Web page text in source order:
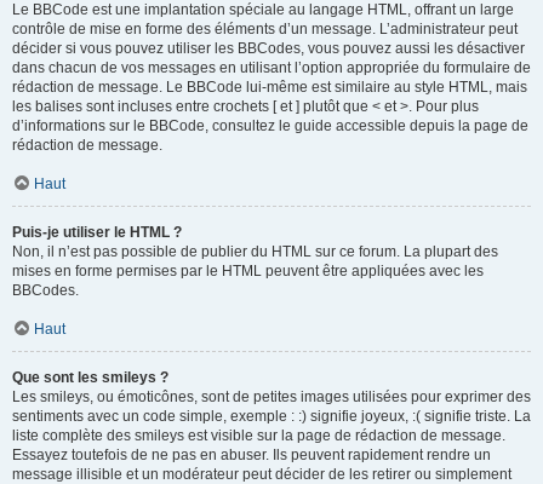
Le BBCode est une implantation spéciale au langage HTML, offrant un large
contrôle de mise en forme des éléments d’un message. L’administrateur peut
décider si vous pouvez utiliser les BBCodes, vous pouvez aussi les désactiver
dans chacun de vos messages en utilisant l’option appropriée du formulaire de
rédaction de message. Le BBCode lui-même est similaire au style HTML, mais
les balises sont incluses entre crochets [ et ] plutôt que < et >. Pour plus
d’informations sur le BBCode, consultez le guide accessible depuis la page de
rédaction de message.
Haut
Puis-je utiliser le HTML ?
Non, il n’est pas possible de publier du HTML sur ce forum. La plupart des
mises en forme permises par le HTML peuvent être appliquées avec les
BBCodes.
Haut
Que sont les smileys ?
Les smileys, ou émoticônes, sont de petites images utilisées pour exprimer des
sentiments avec un code simple, exemple : :) signifie joyeux, :( signifie triste. La
liste complète des smileys est visible sur la page de rédaction de message.
Essayez toutefois de ne pas en abuser. Ils peuvent rapidement rendre un
message illisible et un modérateur peut décider de les retirer ou simplement